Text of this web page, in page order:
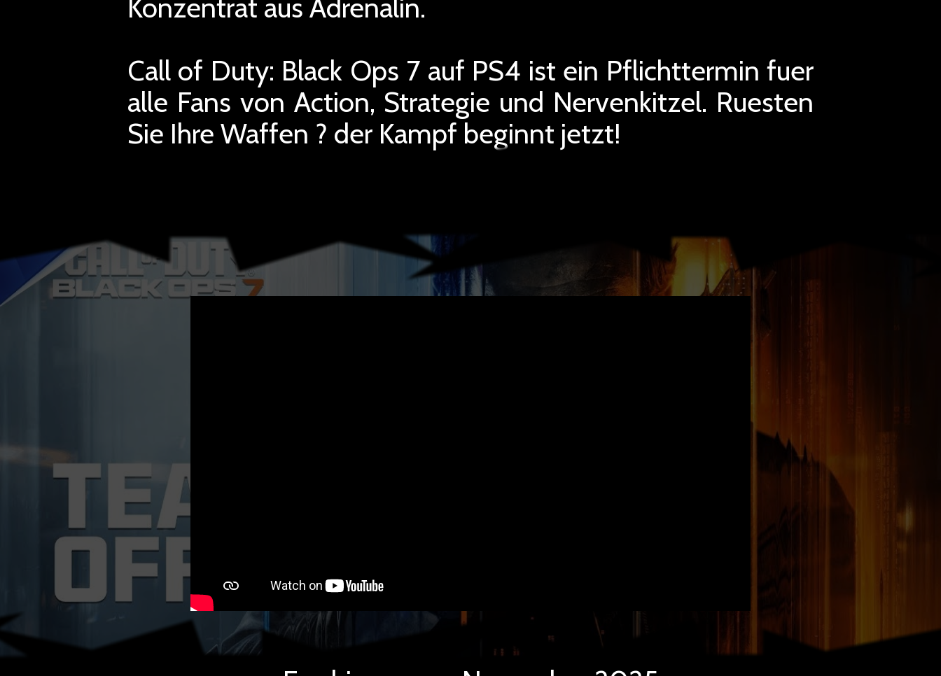
Konzentrat aus Adrenalin.
Call of Duty: Black Ops 7 auf PS4 ist ein Pflichttermin fuer
alle Fans von Action, Strategie und Nervenkitzel. Ruesten
Sie Ihre Waffen ? der Kampf beginnt jetzt!